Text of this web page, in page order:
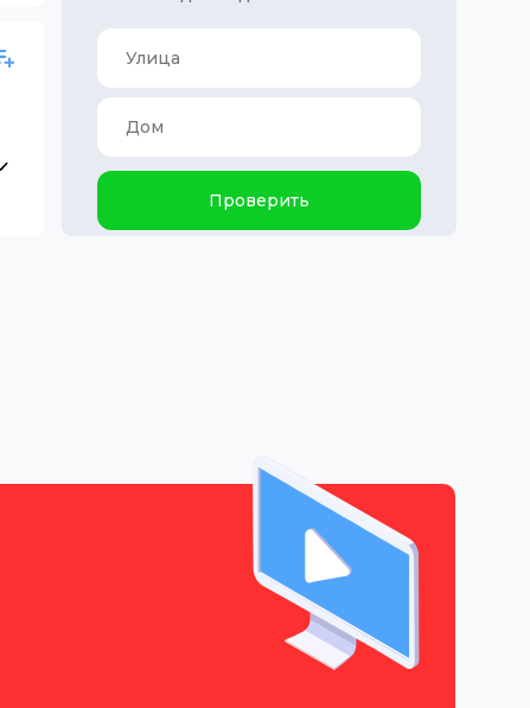
Проверить